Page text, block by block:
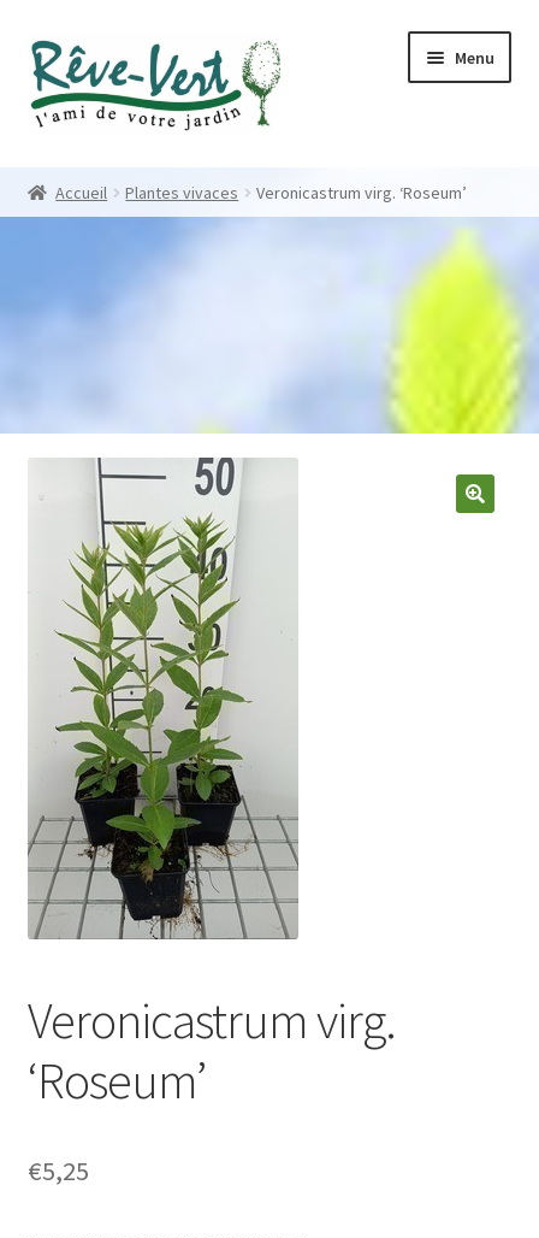
Skip
to
navigation
Skip
to
content
Menu
Accueil Plantes vivaces Veronicastrum virg. ‘Roseum’
Veronicastrum virg.
‘Roseum’
€5,25